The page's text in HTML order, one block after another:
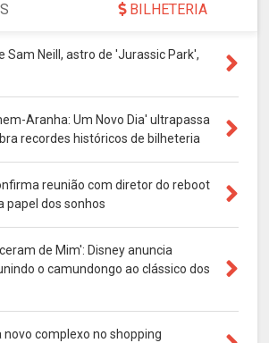
BILHETERIA
Sam Neill, astro de 'Jurassic Park',
Aranha: Um Novo Dia' ultrapassa
recordes históricos de bilheteria
reunião com diretor do reboot
papel dos sonhos
de Mim': Disney anuncia
o camundongo ao clássico dos
novo complexo no shopping